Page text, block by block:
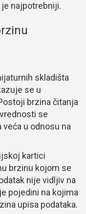
je najpotrebniji.
skladišta
se u
brzina čitanja
se
u odnosu na
kartici
brzinu kojom se
nije vidljiv na
pojedini na kojima
upisa podataka.